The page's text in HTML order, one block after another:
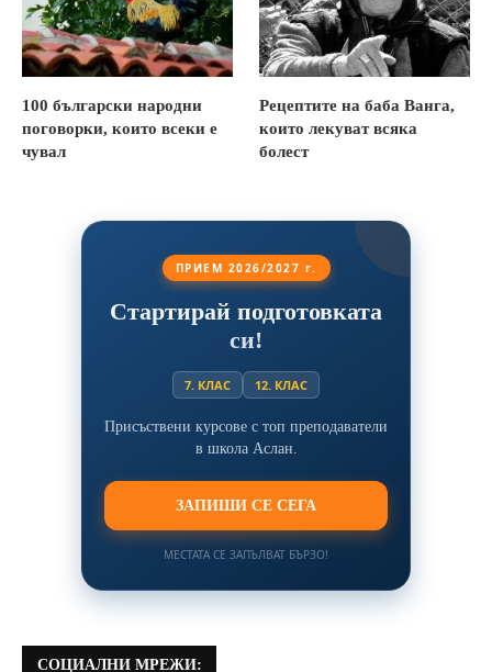
100 български народни
поговорки, които всеки е
чувал
Рецептите на баба Ванга,
които лекуват всяка
болест
ПРИЕМ 2026/2027 г.
Стартирай подготовката
си!
7. КЛАС 12. КЛАС
Присъствени курсове с топ преподаватели
в школа Аслан.
ЗАПИШИ СЕ СЕГА
МЕСТАТА СЕ ЗАПЪЛВАТ БЪРЗО!
СОЦИАЛНИ МРЕЖИ: